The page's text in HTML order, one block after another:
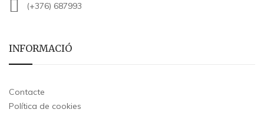
(+376) 687993
INFORMACIÓ
Contacte
Política de cookies